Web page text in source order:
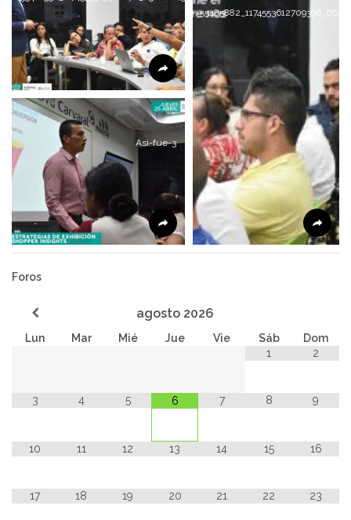
Asi-fue-3
Foros
agosto 2026
Lun Mar Mié Jue Vie Sáb
Dom
1
2
3 4 5 6 7 8 9
10 11 12 13 14 15 16
17 18 19 20 21 22 23